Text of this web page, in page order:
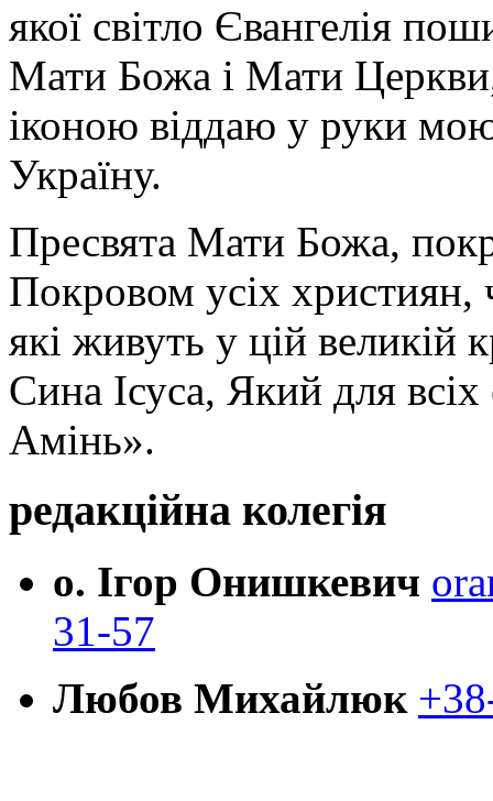
якої світло Євангелія
Мати Божа і Мати
іконою віддаю у руки
Україну.
Пресвята Мати Божа,
Покровом усіх християн,
які живуть у цій великій
Сина Ісуса, Який для
Амінь».
редакційна колегія
о. Ігор Онишкевич
31-57
Любов Михайлюк